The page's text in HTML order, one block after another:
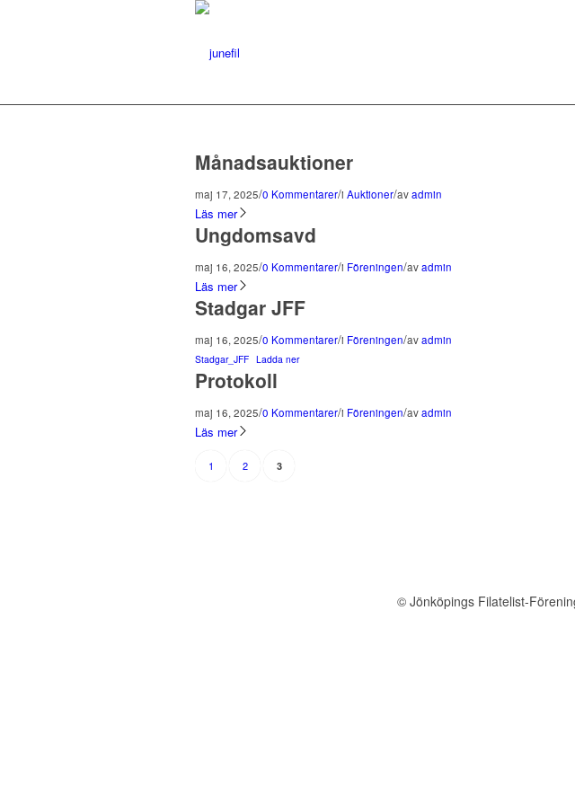
Månadsauktioner
maj 17, 2025/0 Kommentarer/i Auktioner/avadmin
Läs mer
Ungdomsavd
maj 16, 2025/0 Kommentarer/i Föreningen/avadmin
Läs mer
Stadgar JFF
maj 16, 2025/0 Kommentarer/i Föreningen/avadmin
Stadgar_JFF Ladda ner
Protokoll
maj 16, 2025/0 Kommentarer/i Föreningen/avadmin
Läs mer
1 2 3
© Jönköpings Filatelist-